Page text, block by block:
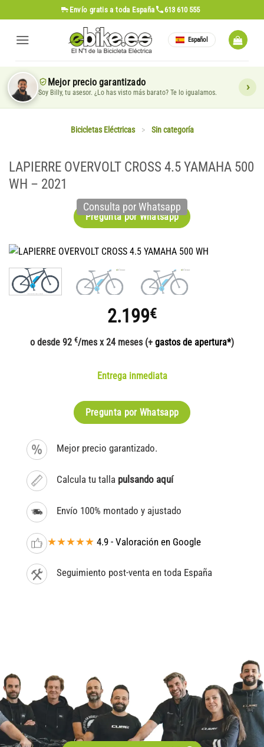
al
contenido
Envío gratis a toda España 613 610 555
Español
Mejor precio garantizado
Soy Billy, tu asesor. ¿Lo has visto más barato? Te lo igualamos.
Bicicletas Eléctricas > Sin categoría
LAPIERRE OVERVOLT CROSS 4.5 YAMAHA 500
WH – 2021
Pregunta por Whatsapp
Consulta por Whatsapp
2.199€
o desde 92 €/mes x 24 meses (+ gastos de apertura*)
Entrega inmediata
Pregunta por Whatsapp
Mejor precio garantizado.
Calcula tu talla pulsando aquí
Envío 100% montado y ajustado
★★★★★ 4.9 - Valoración en Google
Seguimiento post-venta en toda España